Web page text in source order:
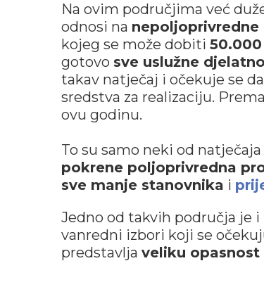
Na ovim područjima već
odnosi na
kojeg se može dobiti 50.000
gotovo sve uslužne
takav natječaj i očekuje se
sredstva za realizaciju.
ovu godinu.
To su samo neki od
pokrene poljoprivredna
sve manje stanovnika i
Jedno od takvih područja je i
vanredni izbori koji se
predstavlja veliku opasnost